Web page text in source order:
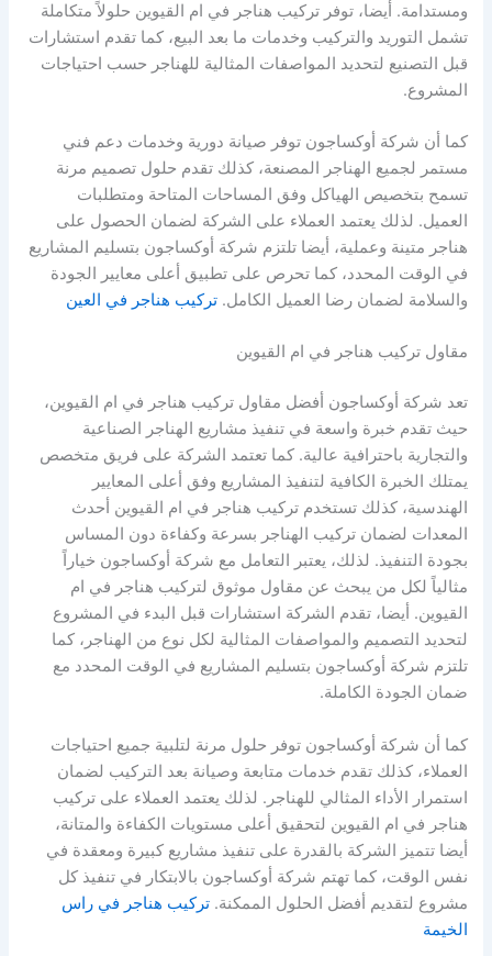
ومستدامة. أيضا، توفر تركيب هناجر في ام القيوين حلولاً متكاملة
تشمل التوريد والتركيب وخدمات ما بعد البيع، كما تقدم استشارات
قبل التصنيع لتحديد المواصفات المثالية للهناجر حسب احتياجات
المشروع.
كما أن شركة أوكساجون توفر صيانة دورية وخدمات دعم فني
مستمر لجميع الهناجر المصنعة، كذلك تقدم حلول تصميم مرنة
تسمح بتخصيص الهياكل وفق المساحات المتاحة ومتطلبات
العميل. لذلك يعتمد العملاء على الشركة لضمان الحصول على
هناجر متينة وعملية، أيضا تلتزم شركة أوكساجون بتسليم المشاريع
في الوقت المحدد، كما تحرص على تطبيق أعلى معايير الجودة
والسلامة لضمان رضا العميل الكامل.تركيب هناجر في العين
مقاول تركيب هناجر في ام القيوين
تعد شركة أوكساجون أفضل مقاول تركيب هناجر في ام القيوين،
حيث تقدم خبرة واسعة في تنفيذ مشاريع الهناجر الصناعية
والتجارية باحترافية عالية. كما تعتمد الشركة على فريق متخصص
يمتلك الخبرة الكافية لتنفيذ المشاريع وفق أعلى المعايير
الهندسية، كذلك تستخدم تركيب هناجر في ام القيوين أحدث
المعدات لضمان تركيب الهناجر بسرعة وكفاءة دون المساس
بجودة التنفيذ. لذلك، يعتبر التعامل مع شركة أوكساجون خياراً
مثالياً لكل من يبحث عن مقاول موثوق لتركيب هناجر في ام
القيوين. أيضا، تقدم الشركة استشارات قبل البدء في المشروع
لتحديد التصميم والمواصفات المثالية لكل نوع من الهناجر، كما
تلتزم شركة أوكساجون بتسليم المشاريع في الوقت المحدد مع
ضمان الجودة الكاملة.
كما أن شركة أوكساجون توفر حلول مرنة لتلبية جميع احتياجات
العملاء، كذلك تقدم خدمات متابعة وصيانة بعد التركيب لضمان
استمرار الأداء المثالي للهناجر. لذلك يعتمد العملاء على تركيب
هناجر في ام القيوين لتحقيق أعلى مستويات الكفاءة والمتانة،
أيضا تتميز الشركة بالقدرة على تنفيذ مشاريع كبيرة ومعقدة في
نفس الوقت، كما تهتم شركة أوكساجون بالابتكار في تنفيذ كل
مشروع لتقديم أفضل الحلول الممكنة.تركيب هناجر في راس
الخيمة